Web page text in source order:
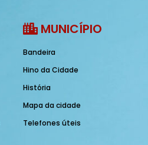
MUNICÍPIO
Bandeira
Hino da Cidade
História
Mapa da cidade
Telefones úteis